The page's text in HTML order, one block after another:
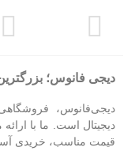
دیجی فانوس؛
دیجی‌فانوس،
دیجیتال است. ما با
قیمت مناسب، خریدی